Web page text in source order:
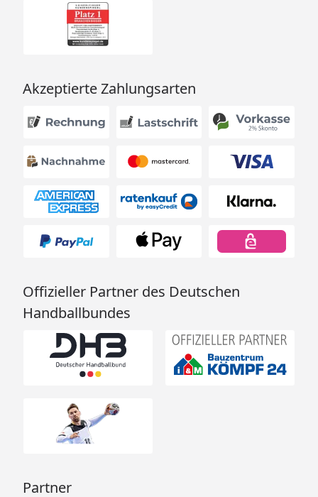
Akzeptierte Zahlungsarten
Offizieller Partner des Deutschen
Handballbundes
Partner